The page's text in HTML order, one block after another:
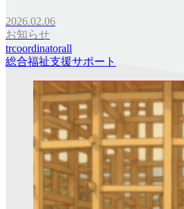
2026.02.06
お知らせ
trcoordinatorall
総合福祉支援サポート